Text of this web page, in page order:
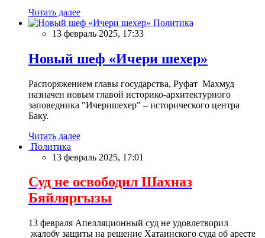
Читать далее
Политика
13 февраль 2025, 17:33
Новый шеф «Ичери шехер»
Распоряжением главы государства, Руфат Махмуд
назначен новым главой историко-архитектурного
заповедника "Ичеришехер" – исторического центра
Баку.
Читать далее
Политика
13 февраль 2025, 17:01
Суд не освободил Шахназ
Бяйляргызы
13 февраля Апелляционный суд не удовлетворил
жалобу защиты на решение Хатаинского суда об аресте